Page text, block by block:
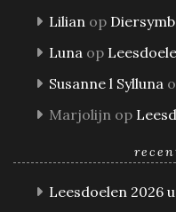
Lilian op
Luna op
Susanne l Sylluna
Marjolijn op
Leesdoelen 2026